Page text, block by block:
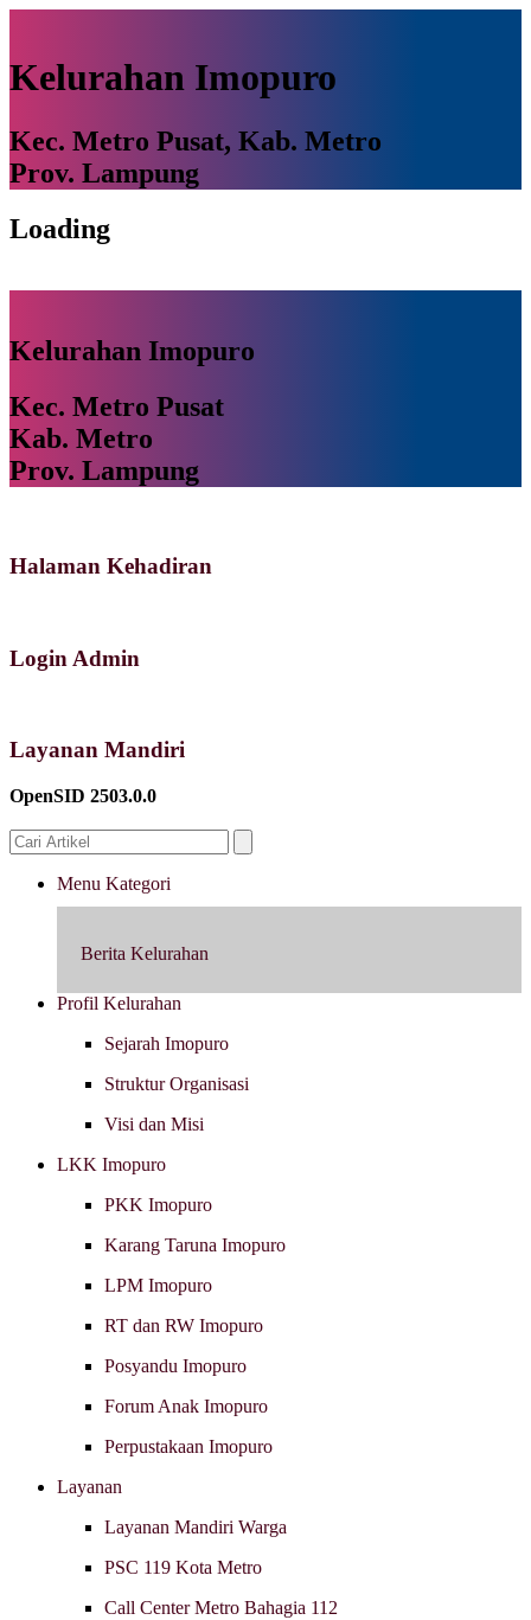
Kelurahan Imopuro
Kec. Metro Pusat, Kab. Metro
Prov. Lampung
Loading
Kelurahan Imopuro
Kec. Metro Pusat
Kab. Metro
Prov. Lampung
Halaman Kehadiran
Login Admin
Layanan Mandiri
OpenSID 2503.0.0
Menu Kategori
Berita Kelurahan
Profil Kelurahan
Sejarah Imopuro
Struktur Organisasi
Visi dan Misi
LKK Imopuro
PKK Imopuro
Karang Taruna Imopuro
LPM Imopuro
RT dan RW Imopuro
Posyandu Imopuro
Forum Anak Imopuro
Perpustakaan Imopuro
Layanan
Layanan Mandiri Warga
PSC 119 Kota Metro
Call Center Metro Bahagia 112